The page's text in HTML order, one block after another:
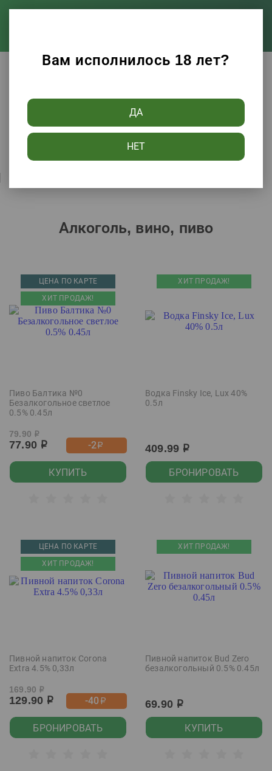
Вам исполнилось 18 лет?
ДА
НЕТ
Сортировать по:
Алкоголь, вино, пиво
ЦЕНА ПО КАРТЕ
ХИТ ПРОДАЖ!
Пиво Балтика №0
Безалкогольное светлое
0.5% 0.45л
79.90 р
77.90 р -2р
КУПИТЬ
ХИТ ПРОДАЖ!
Водка Finsky Ice, Lux 40%
0.5л
409.99 р
БРОНИРОВАТЬ
ЦЕНА ПО КАРТЕ
ХИТ ПРОДАЖ!
Пивной напиток Corona
Extra 4.5% 0,33л
169.90 р
129.90 р -40р
БРОНИРОВАТЬ
ХИТ ПРОДАЖ!
Пивной напиток Bud Zero
безалкогольный 0.5% 0.45л
69.90 р
КУПИТЬ